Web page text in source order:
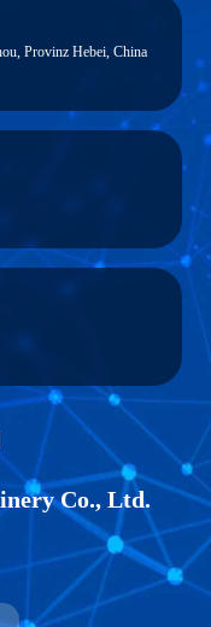
Provinz Hebei, China
Co., Ltd.